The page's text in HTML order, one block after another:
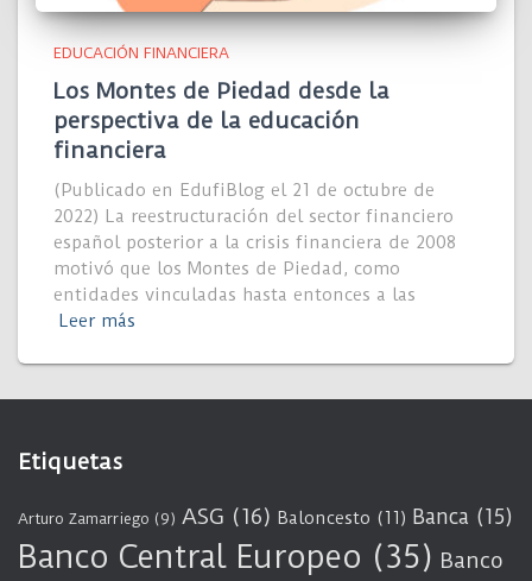
EDUCACIÓN FINANCIERA
Los Montes de Piedad desde la
perspectiva de la educación
financiera
(Publicado en EdufiBlog el 21 de octubre de
2022) La reestructuración del sector financiero
español posterior a la crisis financiera de 2008
motivó que los Montes de Piedad, como
entidades vinculadas hasta entonces a las
Leer más
Etiquetas
Arturo Zamarriego (9) ASG (16) Baloncesto (11) Banca (15)
Banco Central Europeo (35) Banco